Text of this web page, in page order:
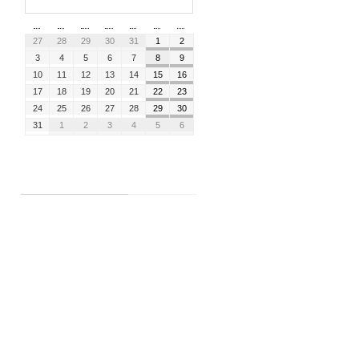
S T Q Q S S D
27 28 29 30 31 1
2
3
4 5 6 7 8
9
10
11 12 13 14 15
16
17
18 19 20 21 22
23
24
25 26 27 28 29
30
31
1 2 3 4 5 6